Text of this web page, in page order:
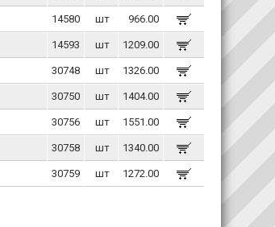
14580 шт 966.00
14593 шт 1209.00
30748 шт 1326.00
30750 шт 1404.00
30756 шт 1551.00
30758 шт 1340.00
30759 шт 1272.00